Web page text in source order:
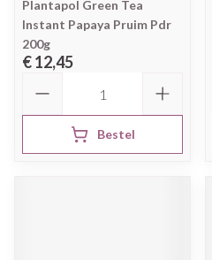
Plantapol Green Tea
Instant Papaya Pruim Pdr
200g
€ 12,45
Bestel